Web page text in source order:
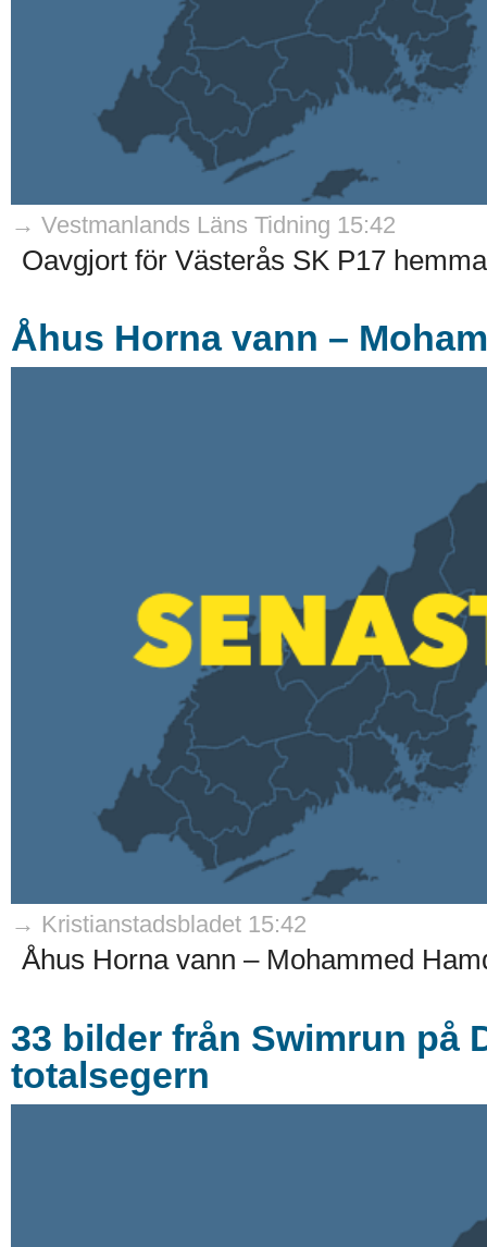
→ Vestmanlands Läns Tidning 15:42
Oavgjort för Västerås SK P17
Åhus Horna vann –
→ Kristianstadsbladet 15:42
Åhus Horna vann – Mohammed
33 bilder från Swimrun på
totalsegern